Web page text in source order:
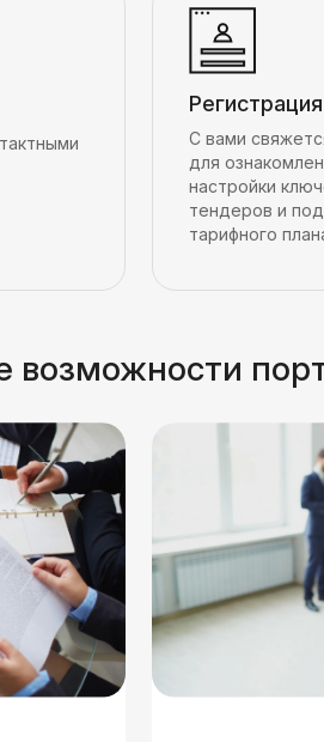
Регистрация
С вами
для
настройки
тендеров и
тарифного
возможности